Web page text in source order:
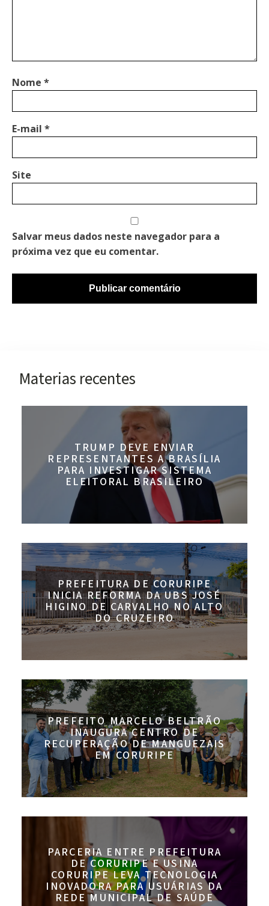
Nome *
E-mail *
Site
Salvar meus dados neste navegador para a
próxima vez que eu comentar.
Materias recentes
TRUMP DEVE ENVIAR
REPRESENTANTES A BRASÍLIA
PARA INVESTIGAR SISTEMA
ELEITORAL BRASILEIRO
PREFEITURA DE CORURIPE
INICIA REFORMA DA UBS JOSÉ
HIGINO DE CARVALHO NO ALTO
DO CRUZEIRO
PREFEITO MARCELO BELTRÃO
INAUGURA CENTRO DE
RECUPERAÇÃO DE MANGUEZAIS
EM CORURIPE
PARCERIA ENTRE PREFEITURA
DE CORURIPE E USINA
CORURIPE LEVA TECNOLOGIA
INOVADORA PARA USUÁRIAS DA
REDE MUNICIPAL DE SAÚDE